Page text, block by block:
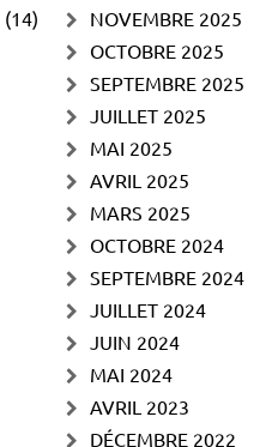
(14)
NOVEMBRE 2025
OCTOBRE 2025
SEPTEMBRE 2025
JUILLET 2025
MAI 2025
AVRIL 2025
MARS 2025
OCTOBRE 2024
SEPTEMBRE 2024
JUILLET 2024
JUIN 2024
MAI 2024
AVRIL 2023
DÉCEMBRE 2022